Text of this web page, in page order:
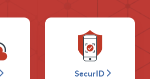
SecurID